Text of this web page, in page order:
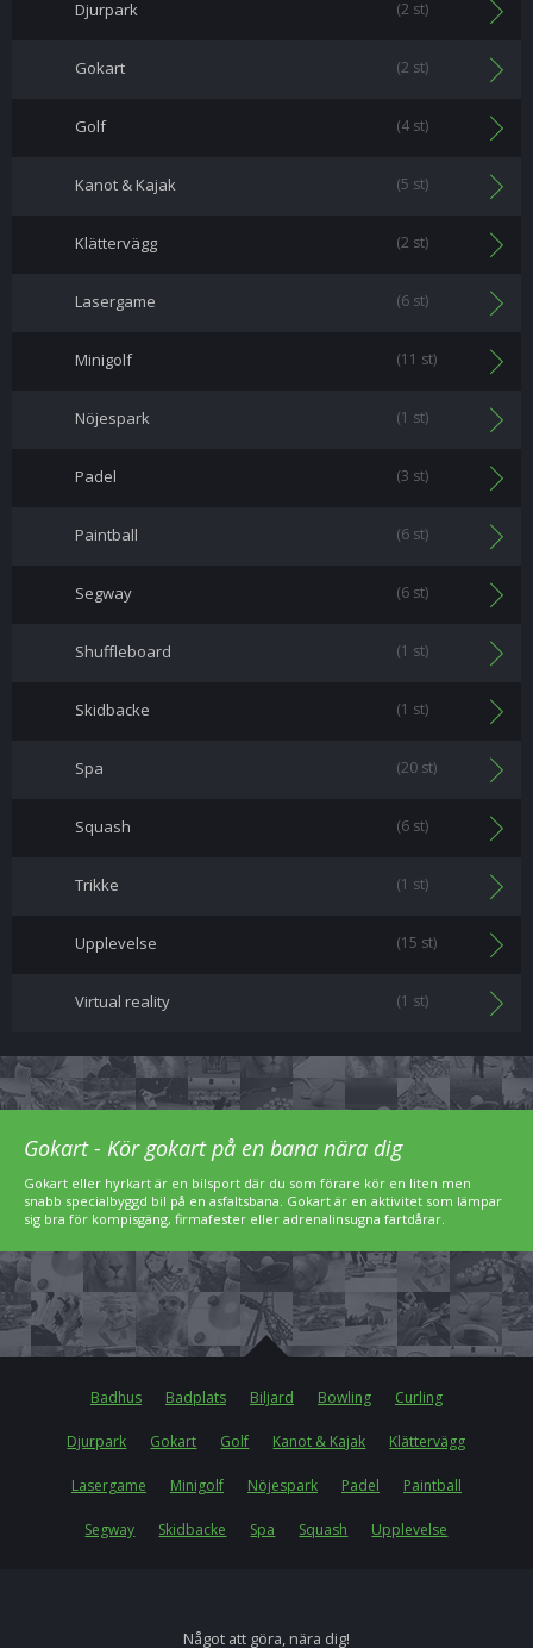
Djurpark (2 st)
Gokart (2 st)
Golf (4 st)
Kanot & Kajak (5 st)
Klättervägg (2 st)
Lasergame (6 st)
Minigolf (11 st)
Nöjespark (1 st)
Padel (3 st)
Paintball (6 st)
Segway (6 st)
Shuffleboard (1 st)
Skidbacke (1 st)
Spa (20 st)
Squash (6 st)
Trikke (1 st)
Upplevelse (15 st)
Virtual reality (1 st)
Gokart - Kör gokart på en bana nära dig
Gokart eller hyrkart är en bilsport där du som förare kör en liten men
snabb specialbyggd bil på en asfaltsbana. Gokart är en aktivitet som lämpar
sig bra för kompisgäng, firmafester eller adrenalinsugna fartdårar.
Badhus Badplats Biljard Bowling Curling
Djurpark Gokart Golf Kanot & Kajak Klättervägg
Lasergame Minigolf Nöjespark Padel Paintball
Segway Skidbacke Spa Squash Upplevelse
Något att göra, nära dig!